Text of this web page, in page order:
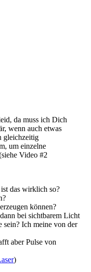
da muss ich Dich
wenn auch etwas
gleichzeitig
um einzelne
Video #2
das wirklich so?
können?
bei sichtbarem Licht
sein? Ich meine von der
aber Pulse von
)